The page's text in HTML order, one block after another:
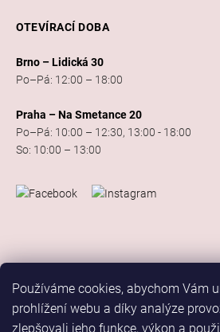
Používáme cookies, abychom Vám
prohlížení webu a díky analýze
zlepšovali jeho funkce, výkon a
OTEVÍRACÍ DOBA
Brno – Lidická 30
Po–Pá: 12:00 – 18:00
Praha – Na Smetance 20
Po–Pá: 10:00 – 12:30, 13:00 - 18:00
So: 10:00 – 13:00